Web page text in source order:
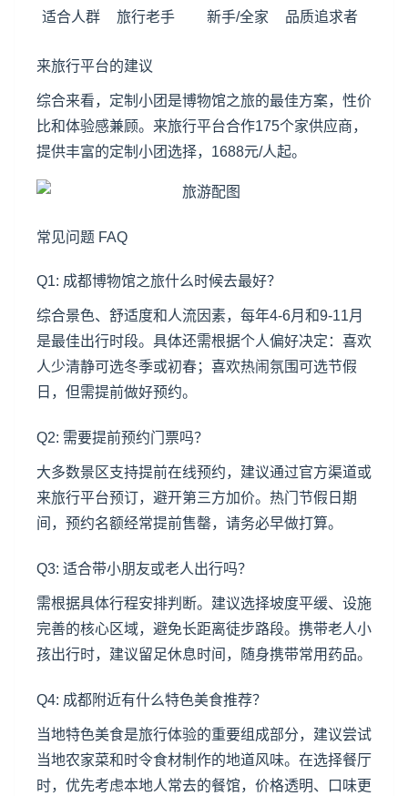
适合人群 旅行老手 新手/全家 品质追求者
来旅行平台的建议
综合来看，定制小团是博物馆之旅的最佳方案，性价
比和体验感兼顾。来旅行平台合作175个家供应商，
提供丰富的定制小团选择，1688元/人起。
常见问题 FAQ
Q1: 成都博物馆之旅什么时候去最好？
综合景色、舒适度和人流因素，每年4-6月和9-11月
是最佳出行时段。具体还需根据个人偏好决定：喜欢
人少清静可选冬季或初春；喜欢热闹氛围可选节假
日，但需提前做好预约。
Q2: 需要提前预约门票吗？
大多数景区支持提前在线预约，建议通过官方渠道或
来旅行平台预订，避开第三方加价。热门节假日期
间，预约名额经常提前售罄，请务必早做打算。
Q3: 适合带小朋友或老人出行吗？
需根据具体行程安排判断。建议选择坡度平缓、设施
完善的核心区域，避免长距离徒步路段。携带老人小
孩出行时，建议留足休息时间，随身携带常用药品。
Q4: 成都附近有什么特色美食推荐？
当地特色美食是旅行体验的重要组成部分，建议尝试
当地农家菜和时令食材制作的地道风味。在选择餐厅
时，优先考虑本地人常去的餐馆，价格透明、口味更